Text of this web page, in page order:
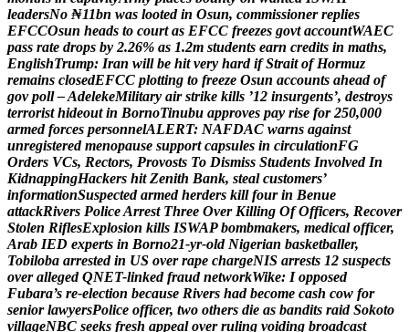
leadersNo ₦11bn was looted in Osun, commissioner replies
EFCCOsun heads to court as EFCC freezes govt accountWAEC
pass rate drops by 2.26% as 1.2m students earn credits in maths,
EnglishTrump: Iran will be hit very hard if Strait of Hormuz
remains closedEFCC plotting to freeze Osun accounts ahead of
gov poll –AdelekeMilitary air strike kills ’12 insurgents’, destroys
terrorist hideout in BornoTinubu approves pay rise for 250,000
armed forces personnelALERT: NAFDAC warns against
unregistered menopause support capsules in circulationFG
Orders VCs, Rectors, Provosts To Dismiss Students Involved In
KidnappingHackers hit Zenith Bank, steal customers’
informationSuspected armed herders kill four in Benue
attackRivers PoliceArrest Three Over Killing Of Officers, Recover
Stolen RiflesExplosion kills ISWAP bombmakers, medical officer,
Arab IED experts in Borno21-yr-old Nigerian basketballer,
Tobiloba arrested in US over rape chargeNIS arrests 12 suspects
over alleged QNET-linked fraud networkWike: I opposed
Fubara’s re-election because Rivers had become cash cow for
senior lawyersPolice officer, two others die as bandits raid Sokoto
villageNBC seeks fresh appeal over ruling voiding broadcast